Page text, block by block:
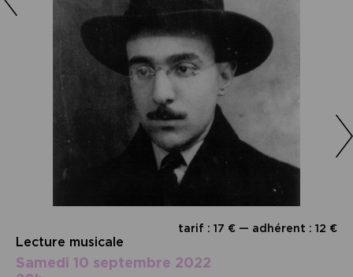
tarif : 17 € — adhérent : 12 €
Lecture musicale
samedi 10 septembre 2022